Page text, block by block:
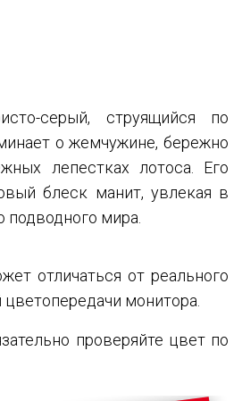
серый, струящийся по
о жемчужине, бережно
лепестках лотоса. Его
блеск манит, увлекая в
мира.
отличаться от реального
цветопередачи монитора.
проверяйте цвет по